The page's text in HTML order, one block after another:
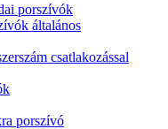
porszívók
általános
csatlakozással
porszívó